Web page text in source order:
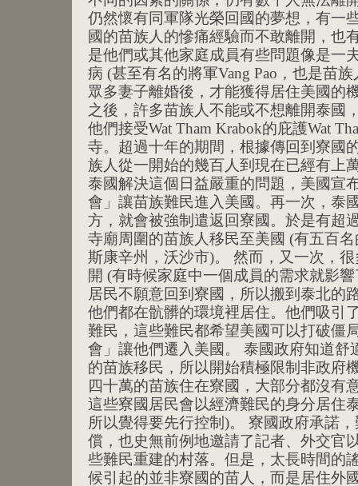
仍然懷有同軍隊光榮回國的夢想，有一
國的苗族人的慘痛經驗而不敢離開，也
是他們或其他家庭成員有些問題像是一
病 (甚至有名的將軍Vang Pao，也是苗
眾多妻子離婚後，才能獲得居住美國的
之後，許多苗族人不能或不想離開泰國
他們接受Wat Tham Krabok的庇護Wat
寺。超過十年的期間，根據傳回到寮國
族人從一開始的幾百人到現在已經有上
泰國解決這個日益嚴重的問題，美國宣
會」讓苗族難民進入美國。再一次，泰
方，就會被強制遣返回寮國。於是有超
寺廟周圍的苗族人移民至美國 (有五百
斯康辛州，沃沙市)。 然而，又一次，
開 (有時候家庭中一個成員的需求就影
居民不願意回到寮國，所以搬到泰北的
他們都在骯髒的環境裡居住。他們吸引
難民，這些難民都希望美國可以打破僵
會」讓他們遷入美國。 泰國政府知道舒
的苗族移民，所以開始積極限制非政府
四十萬的苗族住在寮國，大部分都沒有
這些寮國居民會以經濟難民的身分居住
所以覺得要先行控制)。 寮國政府承諾
償，也史無前例地邀請了記者、外交官
些難民重建的村落。但是，太長時間的
候引起的並非寮國的苗人，而是居住外